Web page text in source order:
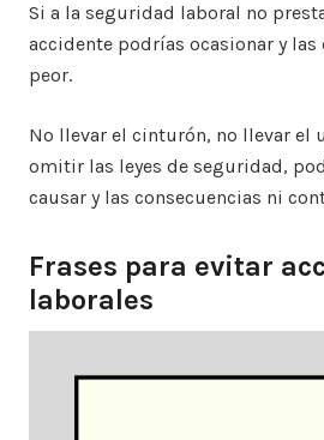
Si a la seguridad laboral no
accidente podrías ocasionar y las
peor.
No llevar el cinturón, no llevar el
omitir las leyes de seguridad,
causar y las consecuencias ni
Frases para evitar
laborales